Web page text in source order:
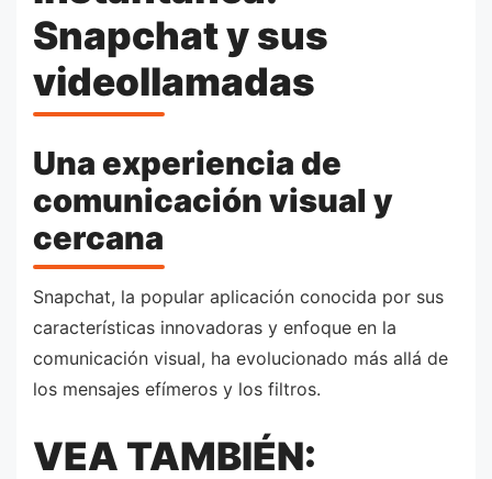
Snapchat y sus
videollamadas
Una experiencia de
comunicación visual y
cercana
Snapchat, la popular aplicación conocida por sus
características innovadoras y enfoque en la
comunicación visual, ha evolucionado más allá de
los mensajes efímeros y los filtros.
VEA TAMBIÉN: